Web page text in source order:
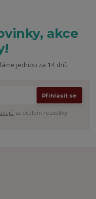
akce
jednou za 14 dní.
Přihlásit se
za účelem rozesílky